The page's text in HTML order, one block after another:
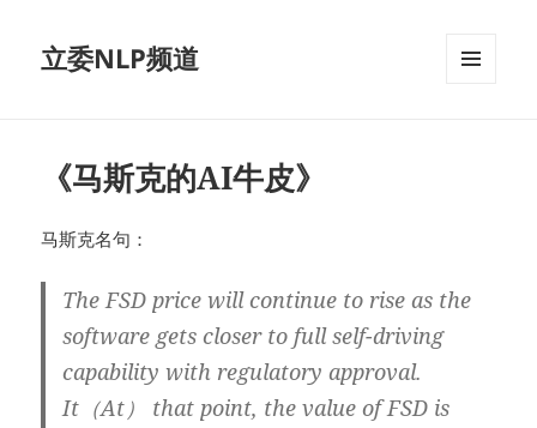
立委NLP频道
《马斯克的AI牛皮》
马斯克名句：
The FSD price will continue to rise as the
software gets closer to full self-driving
capability with regulatory approval.
It（At） that point, the value of FSD is